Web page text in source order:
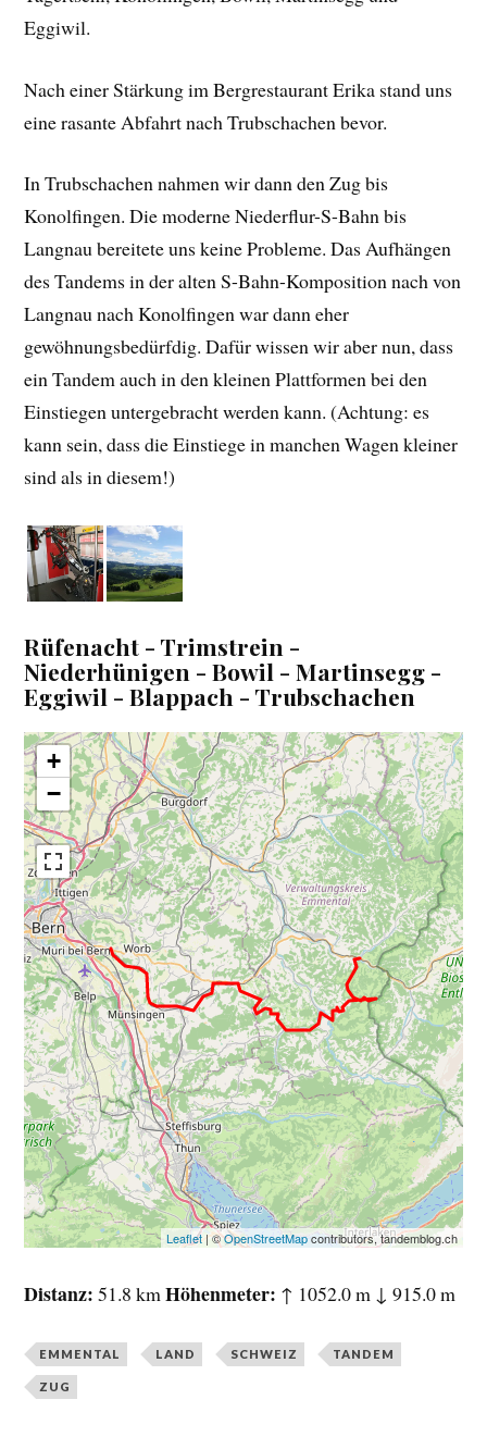
Eggiwil.
Nach einer Stärkung im Bergrestaurant Erika stand uns
eine rasante Abfahrt nach Trubschachen bevor.
In Trubschachen nahmen wir dann den Zug bis
Konolfingen. Die moderne Niederflur-S-Bahn bis
Langnau bereitete uns keine Probleme. Das Aufhängen
des Tandems in der alten S-Bahn-Komposition nach von
Langnau nach Konolfingen war dann eher
gewöhnungsbedürfdig. Dafür wissen wir aber nun, dass
ein Tandem auch in den kleinen Plattformen bei den
Einstiegen untergebracht werden kann. (Achtung: es
kann sein, dass die Einstiege in manchen Wagen kleiner
sind als in diesem!)
Rüfenacht - Trimstrein -
Niederhünigen - Bowil - Martinsegg -
Eggiwil - Blappach - Trubschachen
+
−
Leaflet| ©OpenStreetMapcontributors, tandemblog.ch
Distanz 51.8 kmHöhenmeter ↑ 1052.0 m ↓ 915.0 m
EMMENTAL LAND SCHWEIZ TANDEM
ZUG